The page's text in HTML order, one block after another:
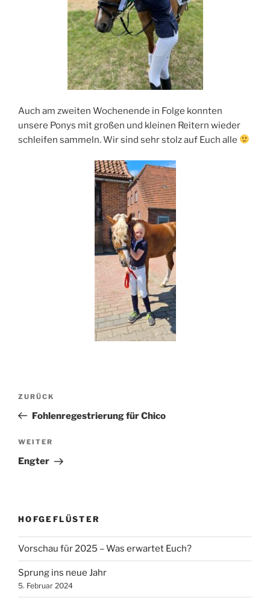
Auch am zweiten Wochenende in Folge konnten
unsere Ponys mit großen und kleinen Reitern wieder
schleifen sammeln. Wir sind sehr stolz auf Euch alle
Beitragsnavigation
Vorheriger
Beitrag
ZURÜCK
Fohlenregestrierung für Chico
Nächster
Beitrag
WEITER
Engter
HOFGEFLÜSTER
Vorschau für 2025 – Was erwartet Euch?
Sprung ins neue Jahr
5. Februar 2024